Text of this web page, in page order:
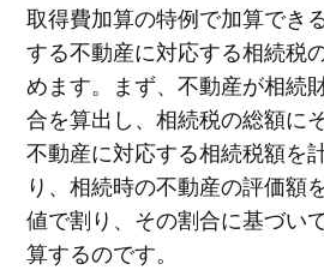
取得費加算の特例で加算でき
する不動産に対応する相続税
めます。まず、不動産が相続
合を算出し、相続税の総額に
不動産に対応する相続税額を
り、相続時の不動産の評価額
値で割り、その割合に基づい
算するのです。